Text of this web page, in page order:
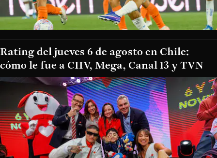
Rating del jueves 6 de agosto en Chile:
cómo le fue a CHV, Mega, Canal 13 y TVN